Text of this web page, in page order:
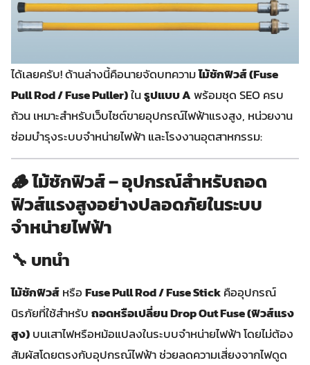
ได้เลยครับ! ด้านล่างนี้คือนายจัดบทความไม้ชักฟิวส์ (Fuse
Pull Rod / Fuse Puller)ในรูปแบบ Aพร้อมชุด SEO ครบ
ถ้วน เหมาะสำหรับเว็บไซต์ขายอุปกรณ์ไฟฟ้าแรงสูง, หน่วยงาน
ซ่อมบำรุงระบบจำหน่ายไฟฟ้า และโรงงานอุตสาหกรรม:
🪵ไม้ชักฟิวส์ – อุปกรณ์สำหรับถอด
ฟิวส์แรงสูงอย่างปลอดภัยในระบบ
จำหน่ายไฟฟ้า
🔧 บทนำ
ไม้ชักฟิวส์หรือFuse Pull Rod / Fuse Stickคืออุปกรณ์
นิรภัยที่ใช้สำหรับถอดหรือเปลี่ยน Drop Out Fuse (ฟิวส์แรง
สูง)บนเสาไฟหรือหม้อแปลงในระบบจำหน่ายไฟฟ้า โดยไม่ต้อง
สัมผัสโดยตรงกับอุปกรณ์ไฟฟ้า ช่วยลดความเสี่ยงจากไฟดูด